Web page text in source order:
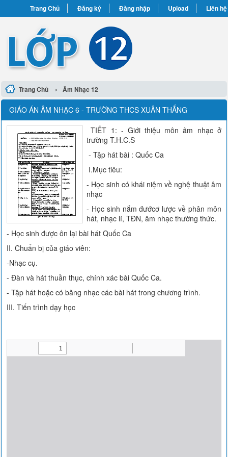
Trang Chủ Đăng ký Đăng nhập Upload Liên hệ
Trang Chủ › Âm Nhạc 12
GIÁO ÁN ÂM NHẠC 6 - TRƯỜNG THCS XUÂN THẮNG
TIẾT 1: - Giới thiệu môn âm nhạc ở
trường T.H.C.S
- Tập hát bài : Quốc Ca
I.Mục tiêu:
- Học sinh có khái niệm về nghệ thuật âm
nhạc
- Học sinh nắm đướcơ lược về phân môn
hát, nhạc lí, TĐN, âm nhạc thường thức.
- Học sinh được ôn lại bài hát Quốc Ca
II. Chuẩn bị của giáo viên:
-Nhạc cụ.
- Đàn và hát thuần thục, chính xác bài Quốc Ca.
- Tập hát hoặc có băng nhạc các bài hát trong chương trình.
III. Tiến trình dạy học